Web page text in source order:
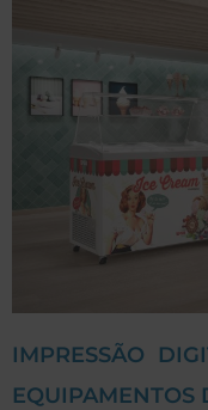
IMPRESSÃO
EQUIPAMENTOS